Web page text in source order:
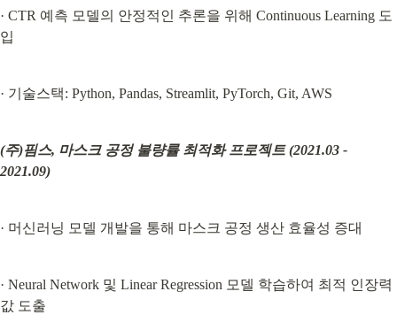
· CTR 예측 모델의 안정적인 추론을 위해 Continuous Learning 도
입
· 기술스택: Python, Pandas, Streamlit, PyTorch, Git, AWS
(주)핌스, 마스크 공정 불량률 최적화 프로젝트 (2021.03 -
2021.09)
· 머신러닝 모델 개발을 통해 마스크 공정 생산 효율성 증대
· Neural Network 및 Linear Regression 모델 학습하여 최적 인장력
값 도출